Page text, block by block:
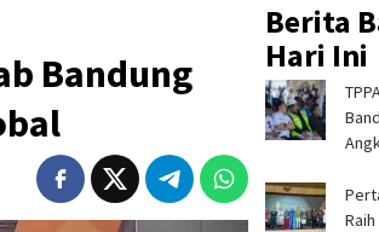
Bandung
Berita
Hari Ini